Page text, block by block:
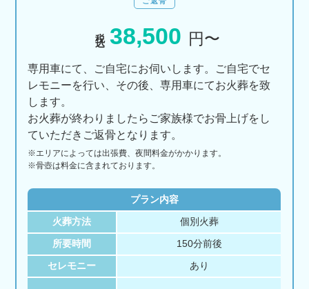
38,500 円〜
専用車にて、ご自宅にお伺いします。ご自宅でセ
レモニーを行い、その後、専用車にてお火葬を致
します。
お火葬が終わりましたらご家族様でお骨上げをし
ていただきご返骨となります。
※エリアによっては出張費、夜間料金がかかります。
※骨壺は料金に含まれております。
プラン内容
火葬方法 個別火葬
所要時間 150分前後
セレモニー あり